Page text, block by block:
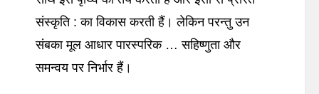
संस्कृति : का विकास करती हैं। लेकिन परन्तु उन
संबका मूल आधार पारस्परिक … सहिष्णुता और
समन्वय पर निर्भार हैं।